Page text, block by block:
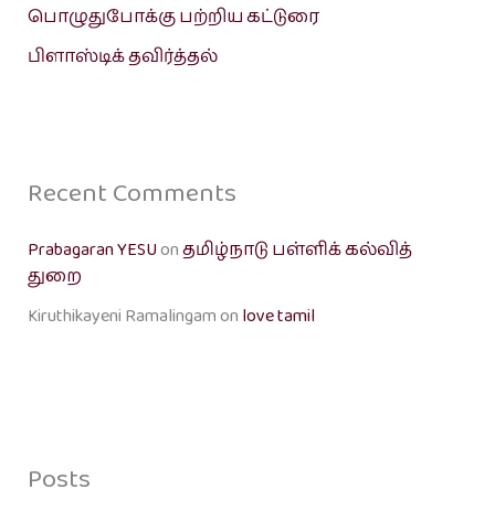
பொழுதுபோக்கு பற்றிய கட்டுரை
பிளாஸ்டிக் தவிர்த்தல்
Recent Comments
Prabagaran YESUonதமிழ்நாடு பள்ளிக் கல்வித்
துறை
Kiruthikayeni Ramalingamon love tamil
Posts